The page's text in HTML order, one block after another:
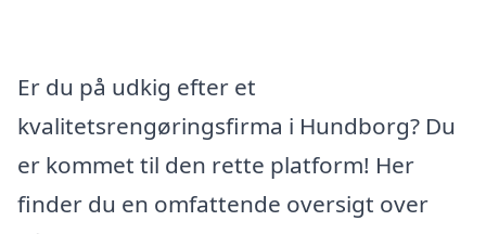
Er du på udkig efter et
kvalitetsrengøringsfirma i Hundborg? Du
er kommet til den rette platform! Her
finder du en omfattende oversigt over